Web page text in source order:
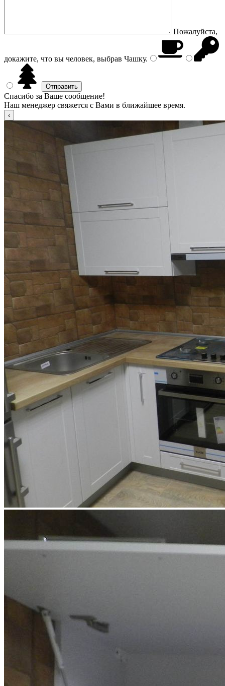
Пожалуйста,
докажите, что вы человек, выбрав Чашку.
Спасибо за Ваше сообщение!
Наш менеджер свяжется с Вами в ближайшее время.